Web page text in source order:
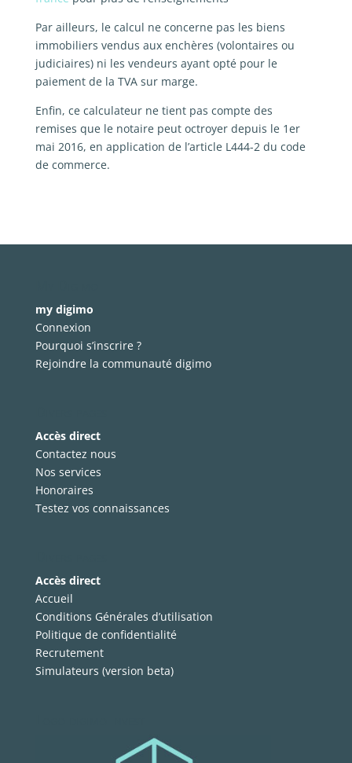
Par ailleurs, le calcul ne concerne pas les biens
immobiliers vendus aux enchères (volontaires ou
judiciaires) ni les vendeurs ayant opté pour le
paiement de la TVA sur marge.
Enfin, ce calculateur ne tient pas compte des
remises que le notaire peut octroyer depuis le 1er
mai 2016, en application de l’article L444-2 du code
de commerce.
my digimo
Connexion
Pourquoi s’inscrire ?
Rejoindre la communauté digimo
Accès direct
Contactez nous
Nos services
Honoraires
Testez vos connaissances
Accès direct
Accueil
Conditions Générales d’utilisation
Politique de confidentialité
Recrutement
Simulateurs (version beta)